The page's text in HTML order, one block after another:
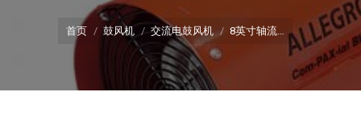
首页 鼓风机 交流电鼓风机 8英寸轴流…